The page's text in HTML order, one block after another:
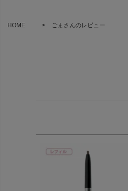
HOME ごまさんのレビュー